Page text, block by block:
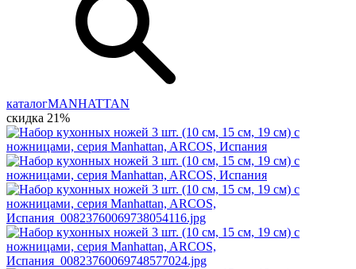
каталогMANHATTAN
скидка 21%